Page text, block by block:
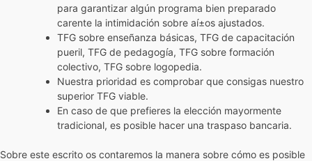
para garantizar algún programa bien preparado
carente la intimidación sobre aí±os ajustados.
TFG sobre enseñanza básicas, TFG de capacitación
pueril, TFG de pedagogía, TFG sobre formación
colectivo, TFG sobre logopedia.
Nuestra prioridad es comprobar que consigas nuestro
superior TFG viable.
En caso de que prefieres la elección mayormente
tradicional, es posible hacer una traspaso bancaria.
Sobre este escrito os contaremos la manera sobre cómo es posible